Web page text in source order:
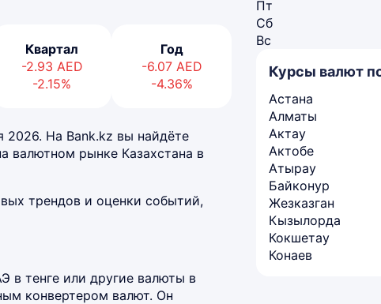
Квартал
-2.93 AED
-2.15%
Год
-6.07 AED
-4.36%
2026. На Bank.kz вы найдёте
валютном рынке Казахстана в
трендов и оценки событий,
в тенге или другие валюты в
конвертером валют. Он
Пт
Сб
Вс
Курсы валют
Астана
Алматы
Актау
Актобе
Атырау
Байконур
Жезказган
Кызылорда
Кокшетау
Конаев